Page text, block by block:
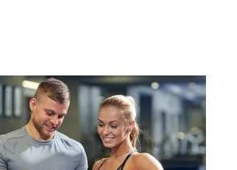
energii, wyostrzenie
stresu oraz wzmocnienie
Poszczególne
różnią się od siebie
ich skuteczność zależy od
stosowania, a jakość
produktów pozostaje skrajnie